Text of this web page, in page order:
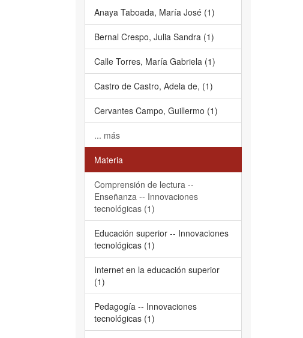
Anaya Taboada, María José (1)
Bernal Crespo, Julia Sandra (1)
Calle Torres, María Gabriela (1)
Castro de Castro, Adela de, (1)
Cervantes Campo, Guillermo (1)
... más
Materia
Comprensión de lectura --
Enseñanza -- Innovaciones
tecnológicas (1)
Educación superior -- Innovaciones
tecnológicas (1)
Internet en la educación superior
(1)
Pedagogía -- Innovaciones
tecnológicas (1)